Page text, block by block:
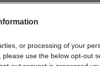
or processing of your
use the below opt-out
zsűri elnöke Koltay
Fotóművészeti
András érdemelte ki.